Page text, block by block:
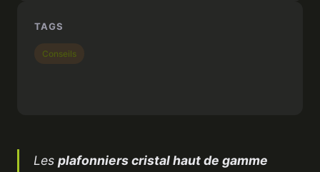
Les plafonniers cristal haut de gamme
TAGS
Conseils